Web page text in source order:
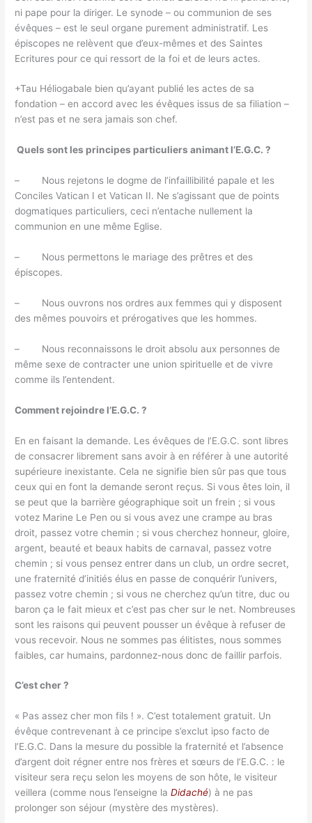
ni pape pour la diriger. Le synode – ou communion de ses
évêques – est le seul organe purement administratif. Les
épiscopes ne relèvent que d’eux-mêmes et des Saintes
Ecritures pour ce qui ressort de la foi et de leurs actes.
+Tau Héliogabale bien qu’ayant publié les actes de sa
fondation – en accord avec les évêques issus de sa filiation –
n’est pas et ne sera jamais son chef.
Quels sont les principes particuliers animant l’E.G.C. ?
– Nous rejetons le dogme de l’infaillibilité papale et les
Conciles Vatican I et Vatican II. Ne s’agissant que de points
dogmatiques particuliers, ceci n’entache nullement la
communion en une même Eglise.
– Nous permettons le mariage des prêtres et des
épiscopes.
– Nous ouvrons nos ordres aux femmes qui y disposent
des mêmes pouvoirs et prérogatives que les hommes.
– Nous reconnaissons le droit absolu aux personnes de
même sexe de contracter une union spirituelle et de vivre
comme ils l’entendent.
Comment rejoindre l’E.G.C. ?
En en faisant la demande. Les évêques de l’E.G.C. sont libres
de consacrer librement sans avoir à en référer à une autorité
supérieure inexistante. Cela ne signifie bien sûr pas que tous
ceux qui en font la demande seront reçus. Si vous êtes loin, il
se peut que la barrière géographique soit un frein ; si vous
votez Marine Le Pen ou si vous avez une crampe au bras
droit, passez votre chemin ; si vous cherchez honneur, gloire,
argent, beauté et beaux habits de carnaval, passez votre
chemin ; si vous pensez entrer dans un club, un ordre secret,
une fraternité d’initiés élus en passe de conquérir l’univers,
passez votre chemin ; si vous ne cherchez qu’un titre, duc ou
baron ça le fait mieux et c’est pas cher sur le net. Nombreuses
sont les raisons qui peuvent pousser un évêque à refuser de
vous recevoir. Nous ne sommes pas élitistes, nous sommes
faibles, car humains, pardonnez-nous donc de faillir parfois.
C’est cher ?
« Pas assez cher mon fils ! ». C’est totalement gratuit. Un
évêque contrevenant à ce principe s’exclut ipso facto de
l’E.G.C. Dans la mesure du possible la fraternité et l’absence
d’argent doit régner entre nos frères et sœurs de l’E.G.C. : le
visiteur sera reçu selon les moyens de son hôte, le visiteur
veillera (comme nous l’enseigne laDidaché) à ne pas
prolonger son séjour (mystère des mystères).